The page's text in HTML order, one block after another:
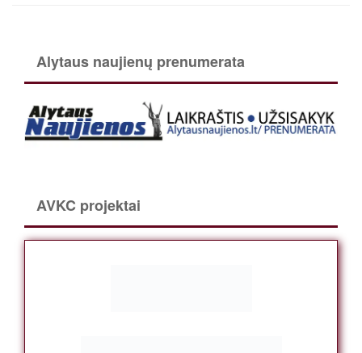
Alytaus naujienų prenumerata
AVKC projektai